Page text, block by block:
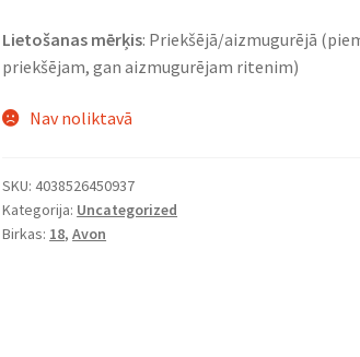
Lietošanas mērķis: Priekšējā/aizmugurējā
priekšējam, gan aizmugurējam ritenim)
Nav noliktavā
SKU:4038526450937
Kategorija: Uncategorized
Birkas: 18,Avon